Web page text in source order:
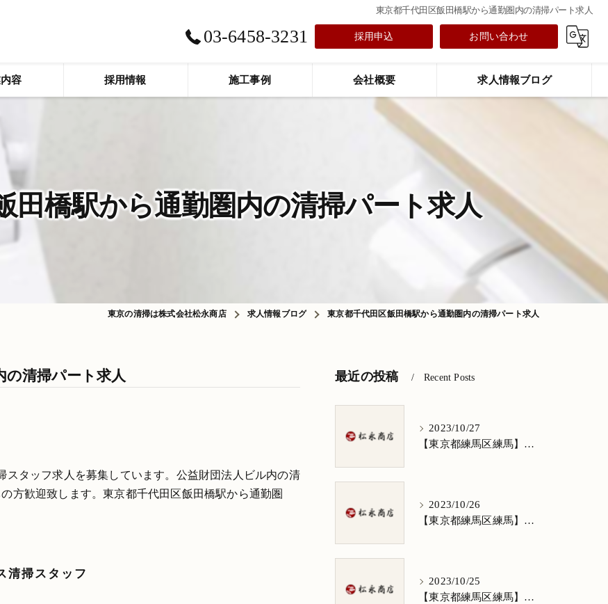
東京都千代田区飯田橋駅から通勤圏内の清掃パート求人
03-6458-3231 採用申込 お問い合わせ
容 採用情報 施工事例 会社概要 求人情報ブログ
田橋駅から通勤圏内の清掃パート求人
東京の清掃は株式会社松永商店 求人情報ブログ 東京都千代田区飯田橋駅から通勤圏内の清掃パート求人
の清掃パート求人
タッフ求人を募集しています。公益財団法人ビル内の清
方歓迎致します。東京都千代田区飯田橋駅から通勤圏
清掃スタッフ
最近の投稿 Recent Posts
2023/10/27
【東京都練馬区練馬】清掃求人★1日3h/週5日/祝日お休み★谷原在住の方歓迎
2023/10/26
【東京都練馬区練馬】清掃求人★1日3h/週5日/祝日お休み★南田中在住の方歓迎
2023/10/25
【東京都練馬区練馬】清掃求人★1日3h/週5日/祝日お休み★南大泉在住の方歓迎